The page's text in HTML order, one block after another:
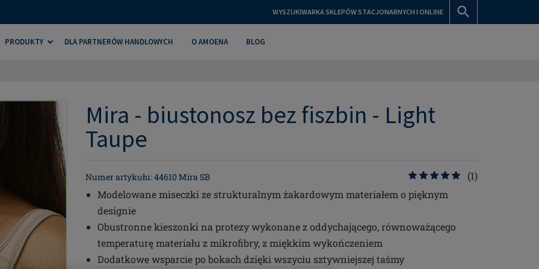
WYSZUKIWARKA SKLEPÓW STACJONARNYCH I ONLINE
PRODUKTY DLA PARTNERÓW HANDLOWYCH O AMOENA BLOG
Mira - biustonosz bez fiszbin - Light
Taupe
Numer artykułu: 44610 Mira SB
(1)
Modelowane miseczki ze strukturalnym żakardowym materiałem o pięknym
designie
Obustronne kieszonki na protezy wykonane z oddychającego, równoważącego
temperaturę materiału z mikrofibry, z miękkim wykończeniem
Dodatkowe wsparcie po bokach dzięki wszyciu sztywniejszej taśmy